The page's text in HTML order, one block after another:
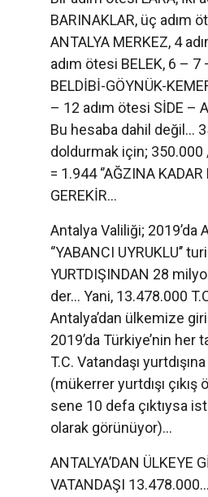
BARINAKLAR, üç adım
ANTALYA MERKEZ, 4
adım ötesi BELEK, 6 –
BELDİBİ-GÖYNÜK-
– 12 adım ötesi SİDE –
Bu hesaba dahil değil...
doldurmak için; 350.000
= 1.944 ‘’AĞZINA KADAR
GEREKİR...
Antalya Valiliği; 2019’da
‘’YABANCI UYRUKLU’’
YURTDIŞINDAN 28
der... Yani, 13.478.000
Antalya’dan ülkemize
2019’da Türkiye’nin her
T.C. Vatandaşı yurtdışına
(mükerrer yurtdışı çıkış
sene 10 defa çıktıysa
olarak görünüyor)...
ANTALYA’DAN ÜLKEYE
VATANDAŞI 13.478.000...